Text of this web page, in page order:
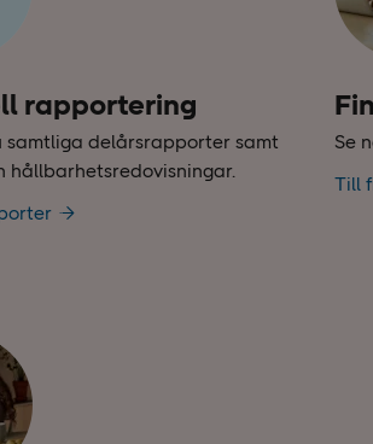
rapportering
samtliga delårsrapporter samt
hållbarhetsredovisningar.
Se
Till